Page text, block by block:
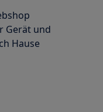
Gerät und
Hause